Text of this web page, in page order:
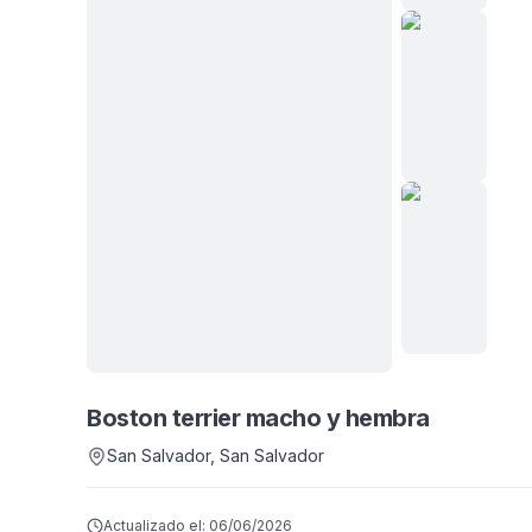
6fotos
Boston terrier macho y hembra
San Salvador, San Salvador
Actualizado el: 06/06/2026